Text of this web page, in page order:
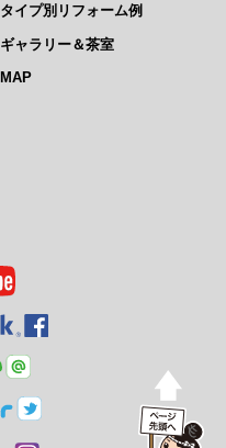
タイプ別リフォーム例
ギャラリー＆茶室
MAP